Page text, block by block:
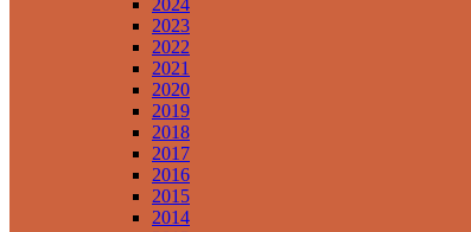
2024
2023
2022
2021
2020
2019
2018
2017
2016
2015
2014